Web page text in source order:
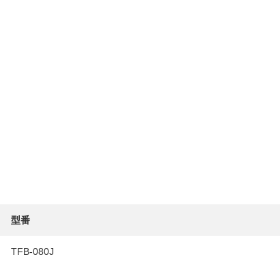
型番
TFB-080J